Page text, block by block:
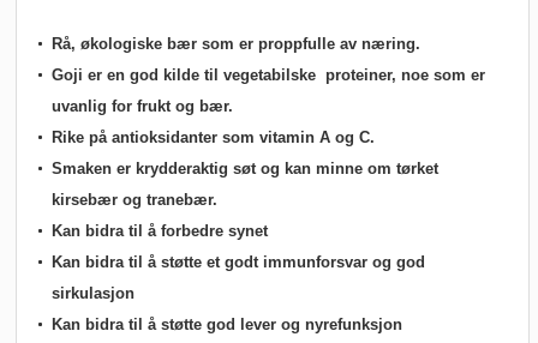
Rå, økologiske bær som er proppfulle av næring.
Goji er en god kilde til vegetabilske proteiner, noe som er
uvanlig for frukt og bær.
Rike på antioksidanter som vitamin A og C.
Smaken er krydderaktig søt og kan minne om tørket
kirsebær og tranebær.
Kan bidra til å forbedre synet
Kan bidra til å støtte et godt immunforsvar og god
sirkulasjon
Kan bidra til å støtte god lever og nyrefunksjon